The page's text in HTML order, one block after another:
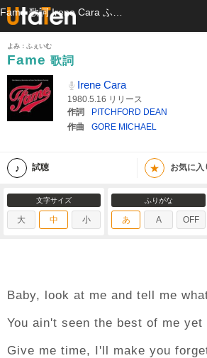
よみ：ふぇいむ
Fame 歌詞
Irene Cara
1980.5.16 リリース
作詞
PITCHFORD DEAN
作曲
GORE MICHAEL
試聴 ★ お気に入
文字サイズ
大 中 小
ふりがな
あ A OFF
Baby, look at me and tell me
You ain't seen the best of me yet
Give me time, I'll make you